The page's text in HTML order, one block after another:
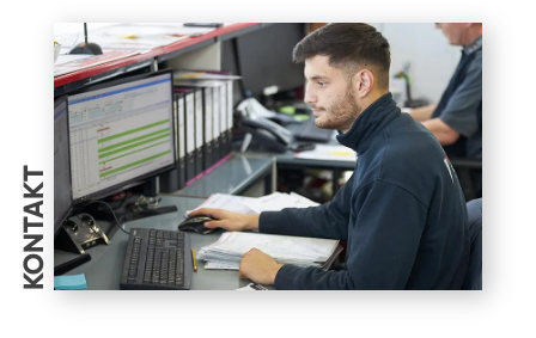
KONTAKT